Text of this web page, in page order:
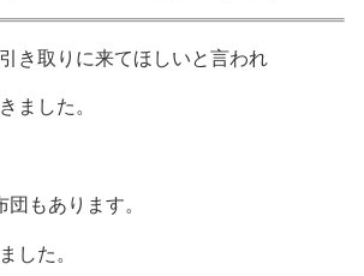
き取りに来てほしいと言われ
ました。
もあります。
した。